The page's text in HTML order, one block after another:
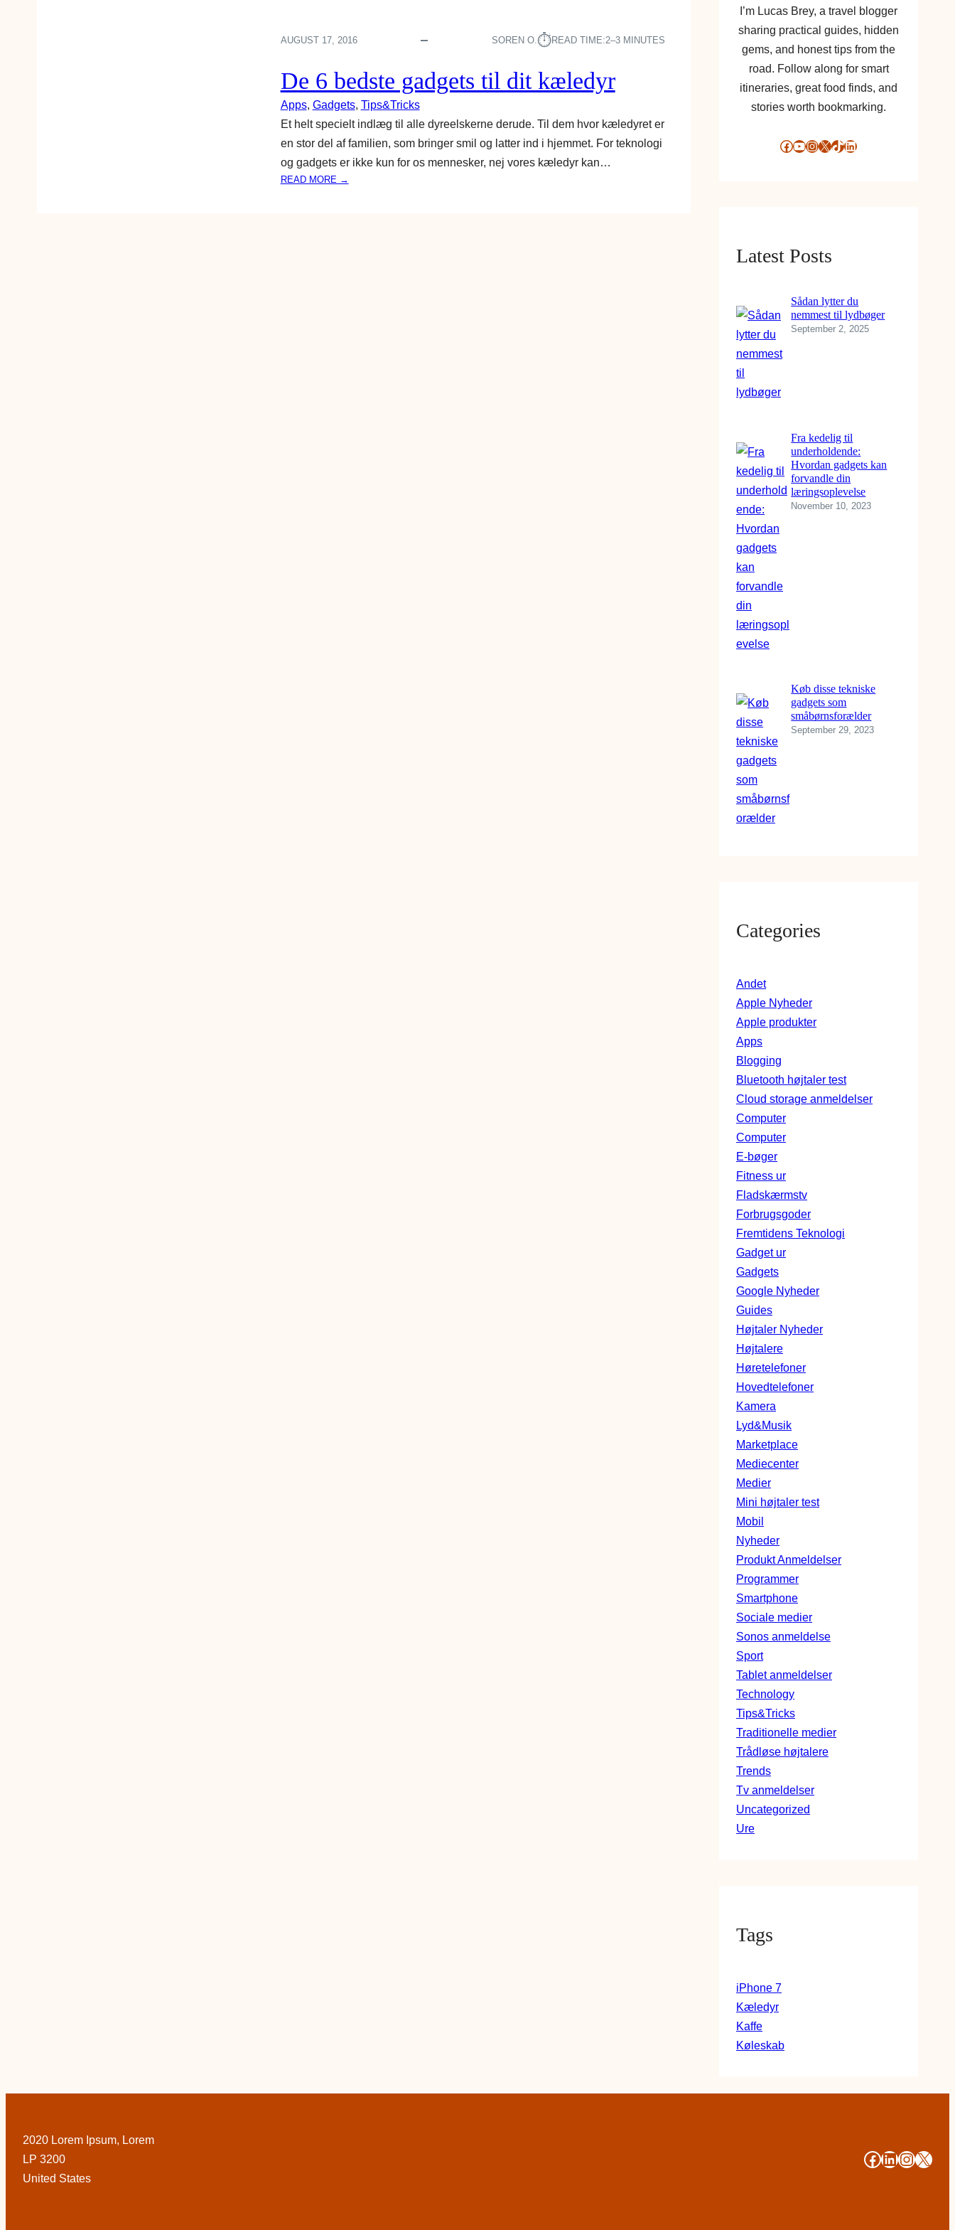
AUGUST 17, 2016 SOREN O. ⏱︎READ TIME:2–3 MINUTES
De 6 bedste gadgets til dit kæledyr
Apps, Gadgets, Tips&Tricks
Et helt specielt indlæg til alle dyreelskerne derude. Til dem hvor kæledyret er
en stor del af familien, som bringer smil og latter ind i hjemmet. For teknologi
og gadgets er ikke kun for os mennesker, nej vores kæledyr kan…
READ MORE →
I’m Lucas Brey, a travel blogger
sharing practical guides, hidden
gems, and honest tips from the
road. Follow along for smart
itineraries, great food finds, and
stories worth bookmarking.
Facebook YouTube InstagramX TikTok LinkedIn
Latest Posts
Sådan lytter du
nemmest til lydbøger
September 2, 2025
Fra kedelig til
underholdende:
Hvordan gadgets kan
forvandle din
læringsoplevelse
November 10, 2023
Køb disse tekniske
gadgets som
småbørnsforælder
September 29, 2023
Categories
Andet
Apple Nyheder
Apple produkter
Apps
Blogging
Bluetooth højtaler test
Cloud storage anmeldelser
Computer
Computer
E-bøger
Fitness ur
Fladskærmstv
Forbrugsgoder
Fremtidens Teknologi
Gadget ur
Gadgets
Google Nyheder
Guides
Højtaler Nyheder
Højtalere
Høretelefoner
Hovedtelefoner
Kamera
Lyd&Musik
Marketplace
Mediecenter
Medier
Mini højtaler test
Mobil
Nyheder
Produkt Anmeldelser
Programmer
Smartphone
Sociale medier
Sonos anmeldelse
Sport
Tablet anmeldelser
Technology
Tips&Tricks
Traditionelle medier
Trådløse højtalere
Trends
Tv anmeldelser
Uncategorized
Ure
Tags
iPhone 7
Kæledyr
Kaffe
Køleskab
2020 Lorem Ipsum, Lorem
LP 3200
United States
# # # #